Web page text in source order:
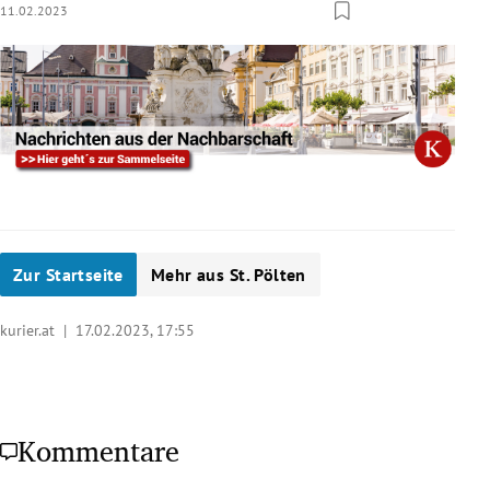
11.02.2023
Zur Startseite Mehr aus St. Pölten
kurier.at | 17.02.2023, 17:55
Kommentare